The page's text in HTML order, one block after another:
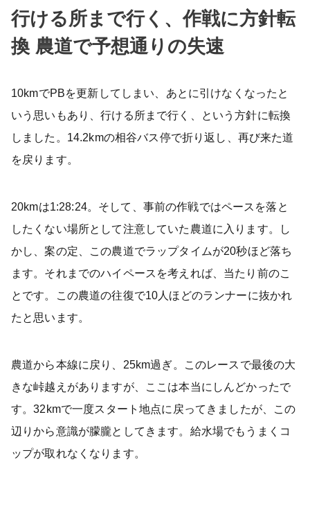
行ける所まで行く、作戦に方針転
換 農道で予想通りの失速
10kmでPBを更新してしまい、あとに引けなくなったと
いう思いもあり、行ける所まで行く、という方針に転換
しました。14.2kmの相谷バス停で折り返し、再び来た道
を戻ります。
20kmは1:28:24。そして、事前の作戦ではペースを落と
したくない場所として注意していた農道に入ります。し
かし、案の定、この農道でラップタイムが20秒ほど落ち
ます。それまでのハイペースを考えれば、当たり前のこ
とです。この農道の往復で10人ほどのランナーに抜かれ
たと思います。
農道から本線に戻り、25km過ぎ。このレースで最後の大
きな峠越えがありますが、ここは本当にしんどかったで
す。32kmで一度スタート地点に戻ってきましたが、この
辺りから意識が朦朧としてきます。給水場でもうまくコ
ップが取れなくなります。